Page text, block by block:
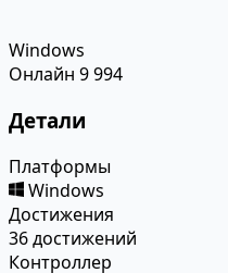
Windows
Онлайн 9 994
Детали
Платформы
Windows
Достижения
36 достижений
Контроллер